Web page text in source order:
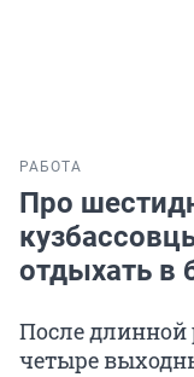
РАБОТА
Про
отдыхать в
После длинной
четыре